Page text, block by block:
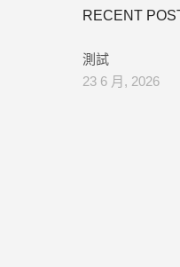
RECENT
測試
23 6 月, 2026